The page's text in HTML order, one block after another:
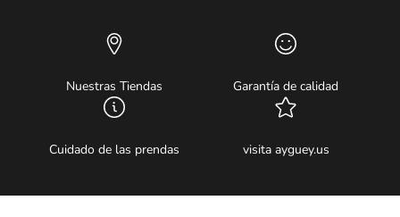
Nuestras Tiendas Garantía de calidad
Cuidado de las prendas visita ayguey.us